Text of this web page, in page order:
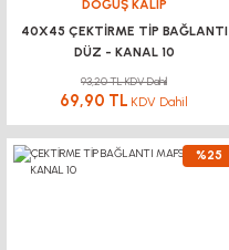
DOĞUŞ KALIP
40X45 ÇEKTİRME TİP BAĞLANTI
DÜZ - KANAL 10
93,20 TL KDV Dahil
69,90 TL KDV Dahil
%25